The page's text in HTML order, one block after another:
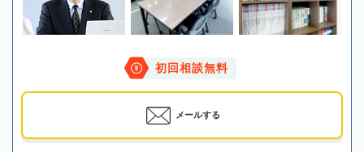
初回相談無料
メールする